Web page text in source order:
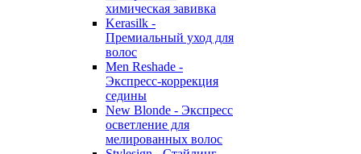
химическая завивка
Kerasilk -
Премиальный уход для
волос
Men Reshade -
Экспресс-коррекция
седины
New Blonde - Экспресс
осветление для
мелированных волос